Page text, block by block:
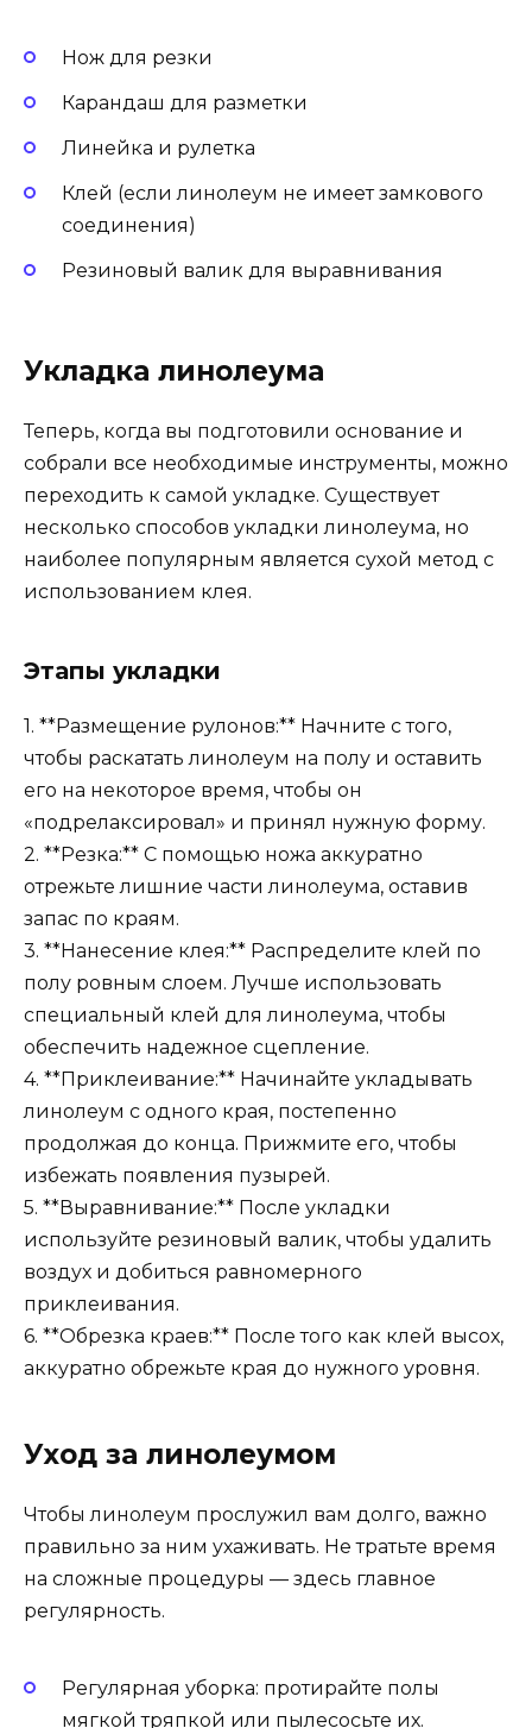
Нож для резки
Карандаш для разметки
Линейка и рулетка
Клей (если линолеум не имеет замкового
соединения)
Резиновый валик для выравнивания
Укладка линолеума
Теперь, когда вы подготовили основание и
собрали все необходимые инструменты, можно
переходить к самой укладке. Существует
несколько способов укладки линолеума, но
наиболее популярным является сухой метод с
использованием клея.
Этапы укладки
1. **Размещение рулонов:** Начните с того,
чтобы раскатать линолеум на полу и оставить
его на некоторое время, чтобы он
«подрелаксировал» и принял нужную форму.
2. **Резка:** С помощью ножа аккуратно
отрежьте лишние части линолеума, оставив
запас по краям.
3. **Нанесение клея:** Распределите клей по
полу ровным слоем. Лучше использовать
специальный клей для линолеума, чтобы
обеспечить надежное сцепление.
4. **Приклеивание:** Начинайте укладывать
линолеум с одного края, постепенно
продолжая до конца. Прижмите его, чтобы
избежать появления пузырей.
5. **Выравнивание:** После укладки
используйте резиновый валик, чтобы удалить
воздух и добиться равномерного
приклеивания.
6. **Обрезка краев:** После того как клей высох,
аккуратно обрежьте края до нужного уровня.
Уход за линолеумом
Чтобы линолеум прослужил вам долго, важно
правильно за ним ухаживать. Не тратьте время
на сложные процедуры — здесь главное
регулярность.
Регулярная уборка: протирайте полы
мягкой тряпкой или пылесосьте их.